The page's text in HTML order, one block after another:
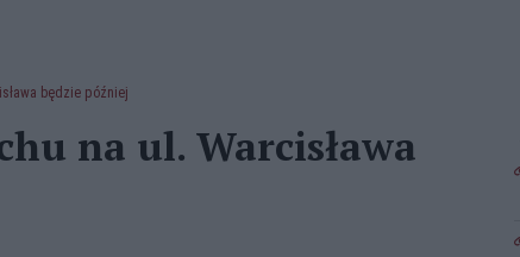
będzie później
na ul. Warcisława